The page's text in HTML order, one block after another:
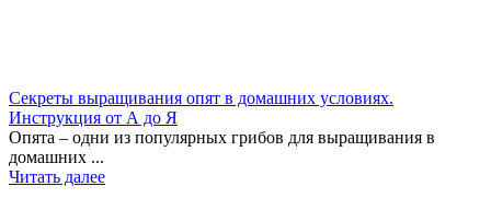
Секреты выращивания опят в домашних условиях.
Инструкция от А до Я
Опята – одни из популярных грибов для выращивания в
домашних ...
Читать далее